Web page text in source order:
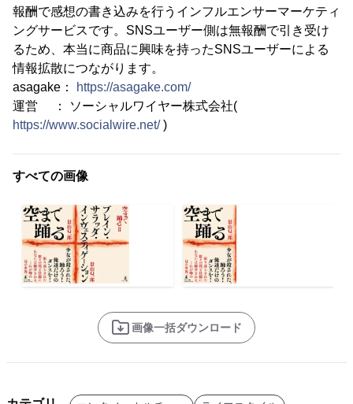
報酬で感想の書き込みを行うインフルエンサーマーケティ
ングサービスです。SNSユーザー側は無報酬で引き受け
るため、本当に商品に興味を持ったSNSユーザーによる
情報拡散につながります。
asagake：
https://asagake.com/
運営 ： ソーシャルワイヤー株式会社(
https://www.socialwire.net/)
すべての画像
画像一括ダウンロード